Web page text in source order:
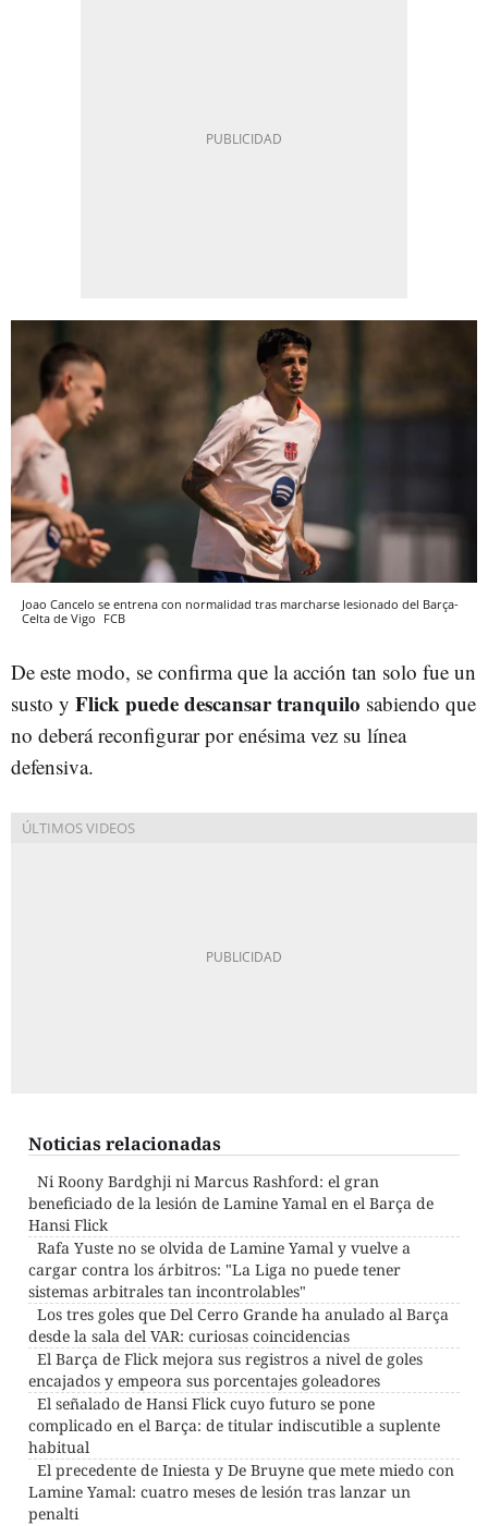
Joao Cancelo se entrena con normalidad tras marcharse lesionado del Barça-
Celta de Vigo FCB
De este modo, se confirma que la acción tan solo fue un
susto y Flick puede descansar tranquilo sabiendo que
no deberá reconfigurar por enésima vez su línea
defensiva.
Noticias relacionadas
Ni Roony Bardghji ni Marcus Rashford: el gran
beneficiado de la lesión de Lamine Yamal en el Barça de
Hansi Flick
Rafa Yuste no se olvida de Lamine Yamal y vuelve a
cargar contra los árbitros: "La Liga no puede tener
sistemas arbitrales tan incontrolables"
Los tres goles que Del Cerro Grande ha anulado al Barça
desde la sala del VAR: curiosas coincidencias
El Barça de Flick mejora sus registros a nivel de goles
encajados y empeora sus porcentajes goleadores
El señalado de Hansi Flick cuyo futuro se pone
complicado en el Barça: de titular indiscutible a suplente
habitual
El precedente de Iniesta y De Bruyne que mete miedo con
Lamine Yamal: cuatro meses de lesión tras lanzar un
penalti